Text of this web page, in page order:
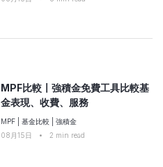
MPF比較〡強積金免費工具比較基
金表現、收費、服務
MPF 基金比較
強積金
08月15日
• 2 min read